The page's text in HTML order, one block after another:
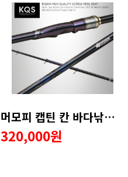
머모피 캡틴 칸 바다낚싯대 ( 사은품 2종)
320,000원